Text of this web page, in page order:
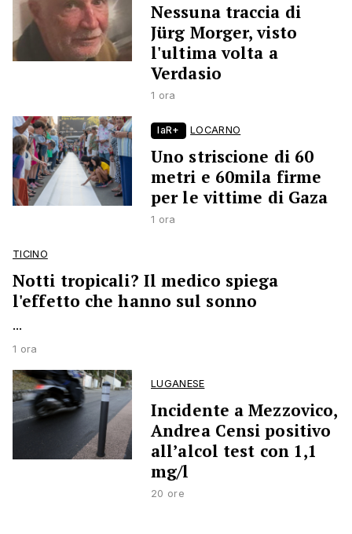
Nessuna traccia di
Jürg Morger, visto
l'ultima volta a
Verdasio
1 ora
laR+ LOCARNO
Uno striscione di 60
metri e 60mila firme
per le vittime di Gaza
1 ora
TICINO
Notti tropicali? Il medico spiega
l'effetto che hanno sul sonno
...
1 ora
LUGANESE
Incidente a Mezzovico,
Andrea Censi positivo
all’alcol test con 1,1
mg/l
20 ore